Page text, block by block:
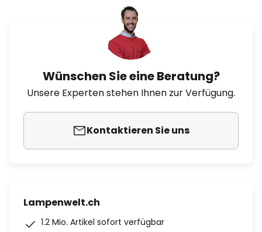
Wünschen Sie eine Beratung?
Unsere Experten stehen Ihnen zur Verfügung.
Kontaktieren Sie uns
Lampenwelt.ch
1.2 Mio. Artikel sofort verfügbar